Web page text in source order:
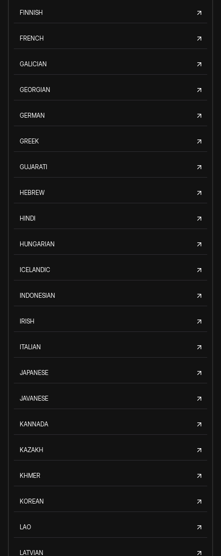
FINNISH
FRENCH
GALICIAN
GEORGIAN
GERMAN
GREEK
GUJARATI
HEBREW
HINDI
HUNGARIAN
ICELANDIC
INDONESIAN
IRISH
ITALIAN
JAPANESE
JAVANESE
KANNADA
KAZAKH
KHMER
KOREAN
LAO
LATVIAN